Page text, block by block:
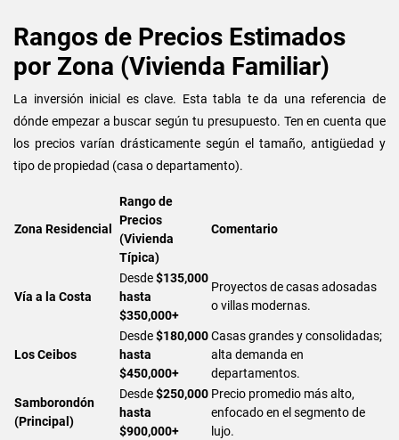
Rangos de Precios Estimados
por Zona (Vivienda Familiar)
La inversión inicial es clave. Esta tabla te da una referencia de
dónde empezar a buscar según tu presupuesto. Ten en cuenta que
los precios varían drásticamente según el tamaño, antigüedad y
tipo de propiedad (casa o departamento).
Zona Residencial
Rango de
Precios
(Vivienda
Típica)
Comentario
Vía a la Costa
Desde$135,000
hasta
$350,000+
Proyectos de casas adosadas
o villas modernas.
Los Ceibos
Desde$180,000
hasta
$450,000+
Casas grandes y consolidadas;
alta demanda en
departamentos.
Samborondón
(Principal)
Desde$250,000
hasta
$900,000+
Precio promedio más alto,
enfocado en el segmento de
lujo.